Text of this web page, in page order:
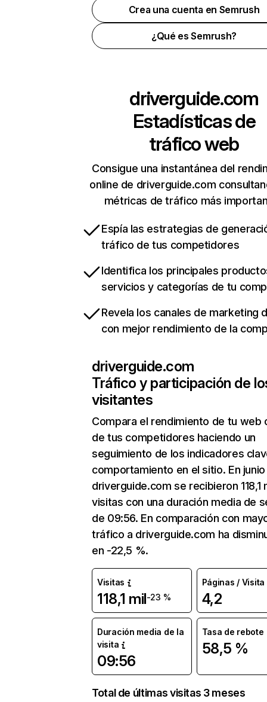
Crea una cuenta en Semrush
¿Qué es Semrush?
driverguide.com
Estadísticas de
tráfico web
Consigue una instantánea del
online de driverguide.com
métricas de tráfico más
Espía las estrategias de
tráfico de tus competidores
Identifica los principales
servicios y categorías de tu
Revela los canales de marketing
con mejor rendimiento de la
driverguide.com
Tráfico y participación de
visitantes
Compara el rendimiento de tu web
de tus competidores haciendo un
seguimiento de los indicadores
comportamiento en el sitio. En junio
driverguide.com se recibieron 118,1
visitas con una duración media de
de 09:56. En comparación con
tráfico a driverguide.com ha
en -22,5 %.
Visitas
118,1 mil-23 %
Páginas / Visita
4,2
Duración media de la
visita
09:56
Tasa de rebote
58,5 %
Total de últimas visitas 3 meses